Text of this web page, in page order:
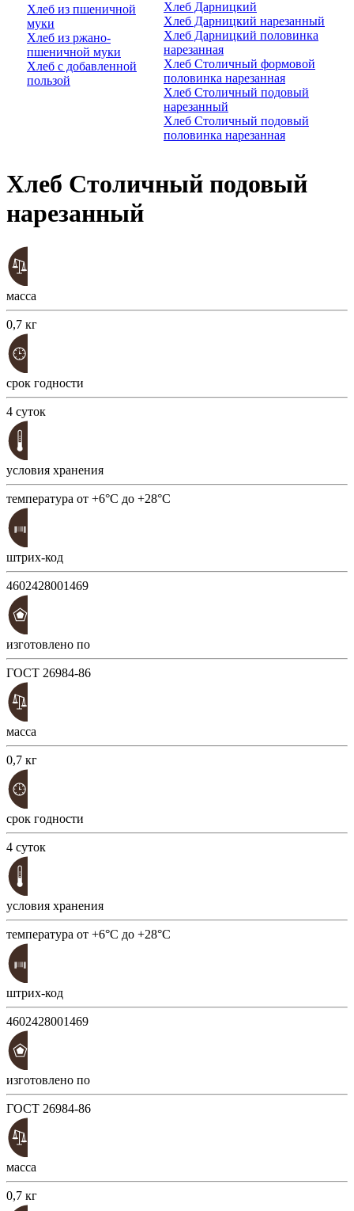
Хлеб из пшеничной
муки
Хлеб из ржано-
пшеничной муки
Хлеб с добавленной
пользой
Хлеб Дарницкий
Хлеб Дарницкий нарезанный
Хлеб Дарницкий половинка
нарезанная
Хлеб Столичный формовой
половинка нарезанная
Хлеб Столичный подовый
нарезанный
Хлеб Столичный подовый
половинка нарезанная
Хлеб Столичный подовый
нарезанный
масса
0,7 кг
срок годности
4 суток
условия хранения
температура от +6°С до +28°С
штрих-код
4602428001469
изготовлено по
ГОСТ 26984-86
масса
0,7 кг
срок годности
4 суток
условия хранения
температура от +6°С до +28°С
штрих-код
4602428001469
изготовлено по
ГОСТ 26984-86
масса
0,7 кг